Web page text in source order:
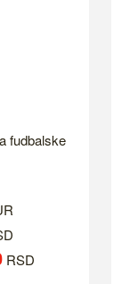
fudbalske
RSD